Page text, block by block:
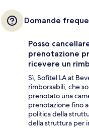
Domande
Posso
prenotazione
ricevere un
Sì, Sofitel LA at
rimborsabili, che
prenotato una
prenotazione fino
politica della
della struttura per